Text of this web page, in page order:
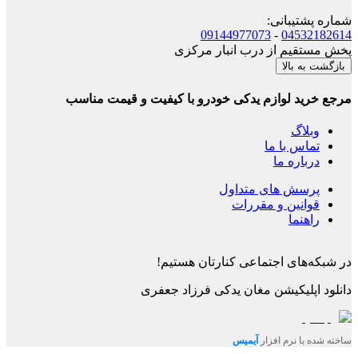
شماره پشتیبانی:
04532182614
-
09144977073
پخش مستقیم از درب انبار مرکزی
بازگشت به بالا
مرجع خرید لوازم یدکی خودرو با کیفیت و قیمت مناسب
وبلاگ
تماس با ما
درباره ما
پرسش های متداول
قوانین و مقررات
راهنما
در شبکه‌های اجتماعی کنارتان هستیم!
دانلود اپلیکیشن مغان یدکی فرزاد جعفری
ساخته شده با نرم افزار آیمیس